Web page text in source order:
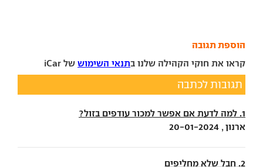
הוספת תגובה
קראו את חוקי הקהילה שלנו בתנאי השימוש של iCar
תגובות לכתבה
1. למה לדעת אם אפשר למכור עודפים בזול?
ארנון , 20-01-2024
2. חבל שלא מחליפים